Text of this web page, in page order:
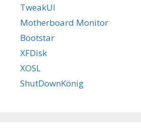
TweakUI
Motherboard Monitor
Bootstar
XFDisk
XOSL
ShutDownKönig